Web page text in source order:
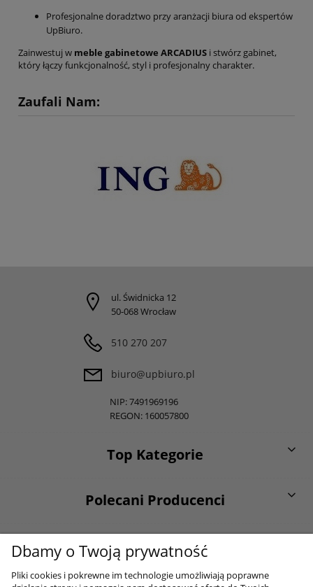
Profesjonalne doradztwo przy aranżacji biura od ekspertów
UpBiuro.
Zainwestuj w meble gabinetowe ARCADIUS i stwórz gabinet,
który łączy funkcjonalność, styl i profesjonalny charakter.
Zaufali Nam:
ul. Świdnicka 12
50-068 Wrocław
510 270 207
biuro@upbiuro.pl
NIP: 7491969196
REGON: 160057800
Top Kategorie
Polecani Producenci
O firmie
Dbamy o Twoją prywatność
Pliki cookies i pokrewne im technologie umożliwiają poprawne